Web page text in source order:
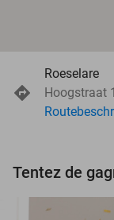
Roeselare
Hoogstraat